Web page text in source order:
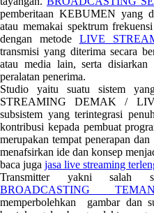
pemberitaan KEBUMEN yang
atau memakai spektrum
dengan metode LIVE
transmisi yang diterima secara
atau media lain, serta disiarkan
peralatan penerima.
Studio yaitu suatu sistem
STREAMING DEMAK /
subsistem yang terintegrasi
kontribusi kepada pembuat
merupakan tempat penerapan dan
menafsirkan ide dan konsep
baca juga jasa live streaming
Transmitter yakni salah
BROADCASTING
memperbolehkan gambar dan